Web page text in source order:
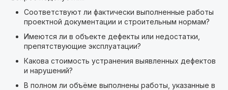
Соответствуют ли фактически выполненные работы
проектной документации и строительным нормам?
Имеются ли в объекте дефекты или недостатки,
препятствующие эксплуатации?
Какова стоимость устранения выявленных дефектов
и нарушений?
В полном ли объёме выполнены работы, указанные в